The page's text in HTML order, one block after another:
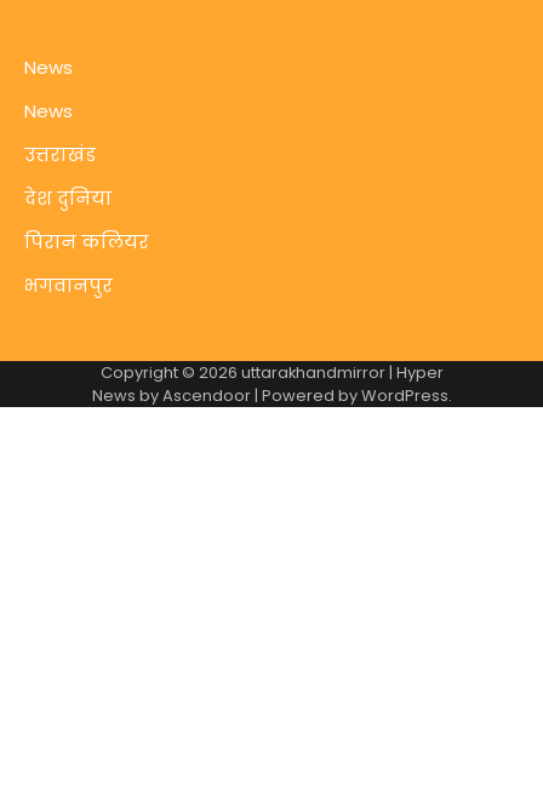
News
News
उत्तराखंड
देश दुनिया
पिरान कलियर
भगवानपुर
Copyright © 2026 uttarakhandmirror| Hyper
News byAscendoor| Powered byWordPress.